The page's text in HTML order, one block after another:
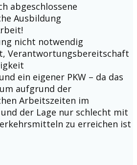
abgeschlossene
Ausbildung
nicht notwendig
Verantwortungsbereitschaft
ein eigener PKW – da das
aufgrund der
Arbeitszeiten im
der Lage nur schlecht mit
zu erreichen ist